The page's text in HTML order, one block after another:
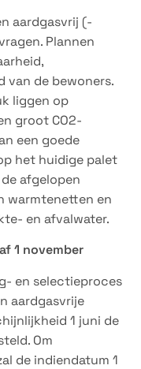
aardgasvrij (-
Plannen
van de bewoners.
liggen op
groot CO2-
een goede
het huidige palet
afgelopen
warmtenetten en
en afvalwater.
1 november
en selectieproces
aardgasvrije
1 juni de
Om
de indiendatum 1